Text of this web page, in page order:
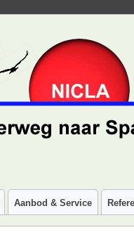
Aanbod & Service